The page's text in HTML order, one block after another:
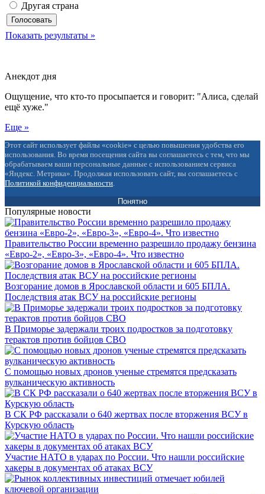
Другая страна
Показать результаты »
Анекдот дня
Ощущение, что кто-то просыпается и говорит: "Алиса, сделай
ещё хуже."
Еще »
Этот сайт использует файлы «cookie» с целью повышения удобства его
использования. Во время посещения сайта вы соглашаетесь с тем, что мы
обрабатываем ваши персональные данные с использованием сервиса
«Яндекс. Метрика». Продолжая использовать сайт, вы соглашаетесь с
Политикой конфиденциальности.
Понятно
Популярные новости
Правительство России временно разрешило продажу бензина
«Евро-2», «Евро-3», «Евро-4». Что известно
Возгорание домов в Ярославской области и 605 БПЛА.
Последствия атак ВСУ на российские регионы
В Приморье задержали троих подростков за подготовку
терактов против бойцов СВО
С помощью новых дронов ученые стремятся предсказать
вулканическую активность
В СК РФ рассказали о 640 жертвах после вторжения ВСУ в
Курскую область
Участие НАТО в ударах по России. Что нашли российские
хакеры в документах об атаках ВСУ